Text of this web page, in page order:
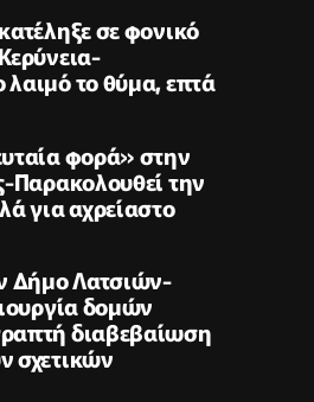
σε φονικό
το θύμα, επτά
φορά» στην
Παρακολουθεί την
για αχρείαστο
Δήμο Λατσιών-
δομών
διαβεβαίωση
σχετικών